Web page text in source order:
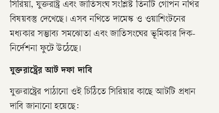
সিরিয়া, যুক্তরাষ্ট্র এবং জাতিসংঘ সংশ্লিষ্ট তিনটি গোপন নথির
বিষয়বস্তু দেখেছে। এসব নথিতে দামেস্ক ও ওয়াশিংটনের
মধ্যকার সম্ভাব্য সমঝোতা এবং জাতিসংঘের ভূমিকার দিক-
নির্দেশনা ফুটে উঠেছে।
যুক্তরাষ্ট্রের আট দফা দাবি
যুক্তরাষ্ট্রের পাঠানো ওই চিঠিতে সিরিয়ার কাছে আটটি প্রধান
দাবি জানানো হয়েছে: